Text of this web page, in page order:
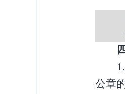
公章